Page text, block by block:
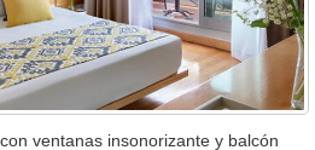
ventanas insonorizante y balcón